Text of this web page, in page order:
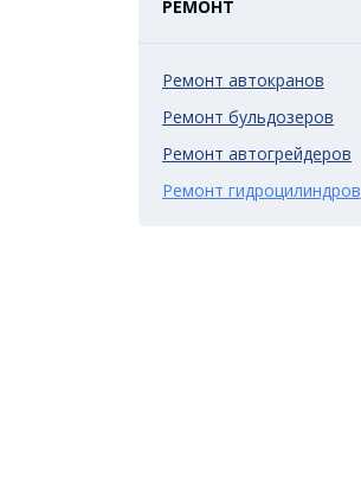
РЕМОНТ
Ремонт автокранов
Ремонт бульдозеров
Ремонт автогрейдеров
Ремонт гидроцилиндров